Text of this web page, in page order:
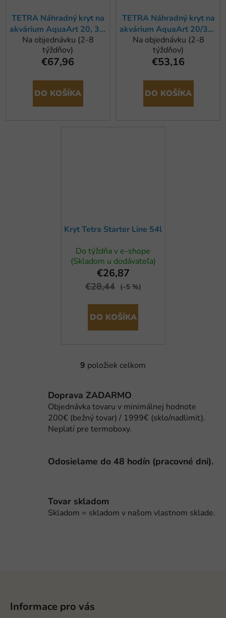
TETRA Náhradný kryt na
akvárium AquaArt 20, 30,
biely
Na objednávku (2-8
týždňov)
€67,96
DO KOŠÍKA
TETRA Náhradný kryt na
akvárium AquaArt 20/30 l
tmavosivý
Na objednávku (2-8
týždňov)
€53,16
DO KOŠÍKA
Kryt Tetra Starter Line 54l
Do týždňa v e-shope
(Skladom u dodávateľa)
€26,87
€28,44 (–5 %)
DO KOŠÍKA
O
l
á
d
a
e
y
9 položiek celkom
Doprava ZADARMO
Objednávka tovaru v minimálnej hodnote
200€ (bežný tovar) / 1999€ (sklo/nadlimit).
Neplatí pre termoboxy.
Odosielame do 48 hodín (pracovné dni).
Tovar skladom
Skladom = skladom v našom vlastnom sklade.
Informace pro vás